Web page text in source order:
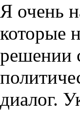
Я очень
которые
решении
диалог.